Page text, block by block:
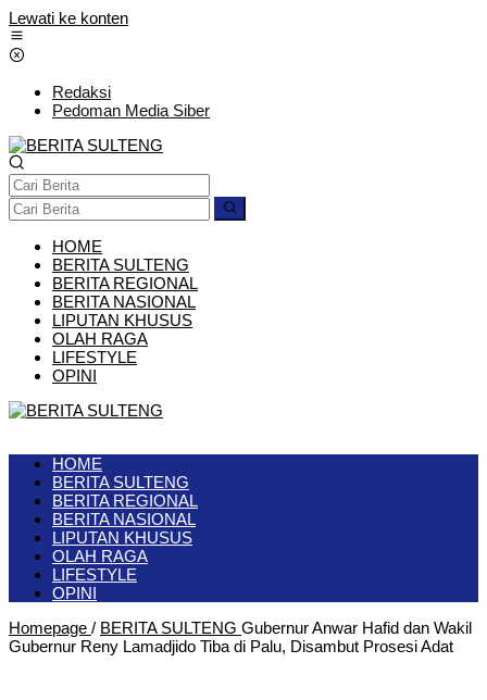
Lewati ke konten
Redaksi
Pedoman Media Siber
HOME
BERITA SULTENG
BERITA REGIONAL
BERITA NASIONAL
LIPUTAN KHUSUS
OLAH RAGA
LIFESTYLE
OPINI
HOME
BERITA SULTENG
BERITA REGIONAL
BERITA NASIONAL
LIPUTAN KHUSUS
OLAH RAGA
LIFESTYLE
OPINI
Homepage / BERITA SULTENG Gubernur Anwar Hafid dan Wakil
Gubernur Reny Lamadjido Tiba di Palu, Disambut Prosesi Adat